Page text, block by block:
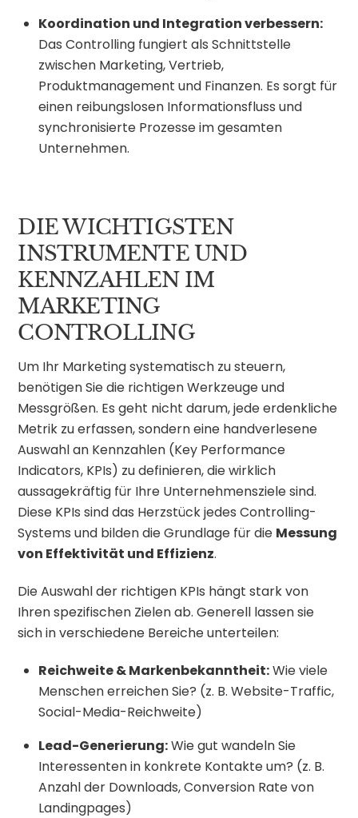
Koordination und Integration verbessern:
Das Controlling fungiert als Schnittstelle
zwischen Marketing, Vertrieb,
Produktmanagement und Finanzen. Es sorgt für
einen reibungslosen Informationsfluss und
synchronisierte Prozesse im gesamten
Unternehmen.
DIE WICHTIGSTEN
INSTRUMENTE UND
KENNZAHLEN IM
MARKETING
CONTROLLING
Um Ihr Marketing systematisch zu steuern,
benötigen Sie die richtigen Werkzeuge und
Messgrößen. Es geht nicht darum, jede erdenkliche
Metrik zu erfassen, sondern eine handverlesene
Auswahl an Kennzahlen (Key Performance
Indicators, KPIs) zu definieren, die wirklich
aussagekräftig für Ihre Unternehmensziele sind.
Diese KPIs sind das Herzstück jedes Controlling-
Systems und bilden die Grundlage für die Messung
von Effektivität und Effizienz.
Die Auswahl der richtigen KPIs hängt stark von
Ihren spezifischen Zielen ab. Generell lassen sie
sich in verschiedene Bereiche unterteilen:
Reichweite & Markenbekanntheit:Wie viele
Menschen erreichen Sie? (z. B. Website-Traffic,
Social-Media-Reichweite)
Lead-Generierung:Wie gut wandeln Sie
Interessenten in konkrete Kontakte um? (z. B.
Anzahl der Downloads, Conversion Rate von
Landingpages)